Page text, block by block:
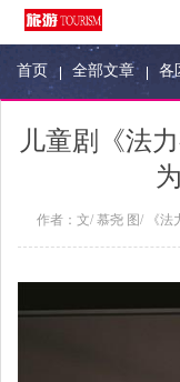
首页 全部文章 各
儿童剧《法
作者： 文/ 慕尧 图/ 《法